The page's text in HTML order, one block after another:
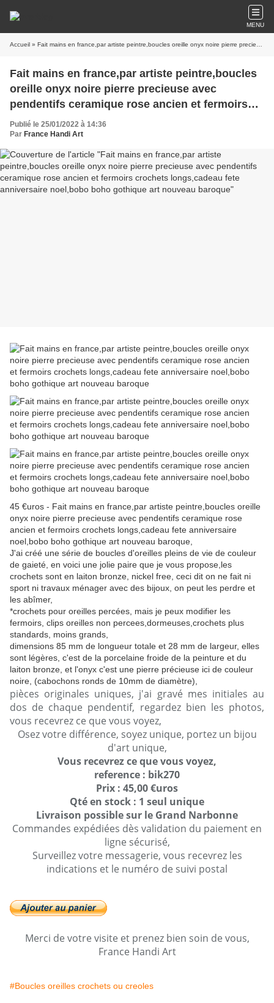
MENU
Accueil » Fait mains en france,par artiste peintre,boucles oreille onyx noire pierre precieuse avec pendentifs ceramique rose ancien et fermoirs crochets longs,cadeau fete anniversaire noel,bobo boho gothique art nouveau baroque
Fait mains en france,par artiste peintre,boucles
oreille onyx noire pierre precieuse avec
pendentifs ceramique rose ancien et fermoirs
crochets longs,cadeau fete anniversaire
noel,bobo boho gothique art nouveau baroque
Publié le 25/01/2022 à 14:36
Par France Handi Art
45 €uros - Fait mains en france,par artiste peintre,boucles oreille
onyx noire pierre precieuse avec pendentifs ceramique rose
ancien et fermoirs crochets longs,cadeau fete anniversaire
noel,bobo boho gothique art nouveau baroque,
J'ai créé une série de boucles d'oreilles pleins de vie de couleur
de gaieté, en voici une jolie paire que je vous propose,les
crochets sont en laiton bronze, nickel free, ceci dit on ne fait ni
sport ni travaux ménager avec des bijoux, on peut les perdre et
les abîmer,
*crochets pour oreilles percées, mais je peux modifier les
fermoirs, clips oreilles non percees,dormeuses,crochets plus
standards, moins grands,
dimensions 85 mm de longueur totale et 28 mm de largeur, elles
sont légères, c'est de la porcelaine froide de la peinture et du
laiton bronze, et l'onyx c'est une pierre précieuse ici de couleur
noire, (cabochons ronds de 10mm de diamètre),
pièces originales uniques, j'ai gravé mes initiales au
dos de chaque pendentif, regardez bien les photos,
vous recevrez ce que vous voyez,
Osez votre différence, soyez unique, portez un bijou
d'art unique,
Vous recevrez ce que vous voyez,
reference : bik270
Prix : 45,00 €uros
Qté en stock : 1 seul unique
Livraison possible sur le Grand Narbonne
Commandes expédiées dès validation du paiement en
ligne sécurisé,
Surveillez votre messagerie, vous recevrez les
indications et le numéro de suivi postal
Merci de votre visite et prenez bien soin de vous,
France Handi Art
#Boucles oreilles crochets ou creoles